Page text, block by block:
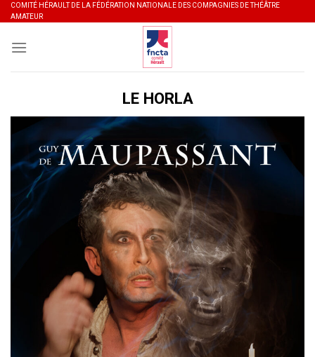
Skip
to
content
COMITÉ HÉRAULT DE LA FÉDÉRATION NATIONALE DES COMPAGNIES DE THÉÂTRE
AMATEUR
LE HORLA